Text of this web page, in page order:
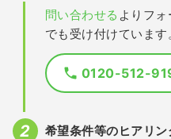
問い合わせる よりフ
でも受け付けています
0120-512-
希望条件等のヒアリ